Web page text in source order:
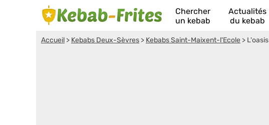
Chercher
un kebab
Actualités
du kebab
Accueil > Kebabs Deux-Sèvres > Kebabs Saint-Maixent-l'Ecole > L'oasis